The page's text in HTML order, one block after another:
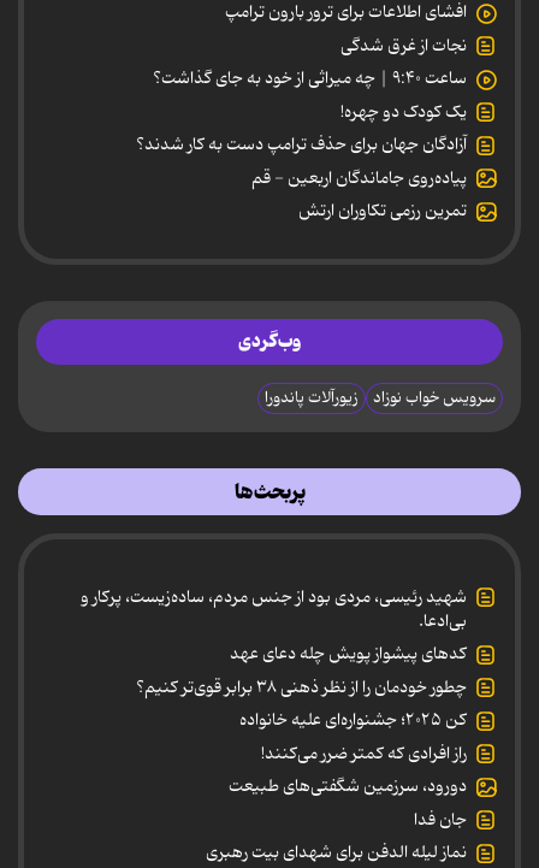
افشای اطلاعات برای ترور بارون ترامپ
نجات از غرق شدگی
ساعت ۹:۴۰ | چه میراثی از خود به جای گذاشت؟
یک کودک دو چهره!
آزادگان جهان برای حذف ترامپ دست به کار شدند؟
پیاده‌روی جاماندگان اربعین - قم
تمرین رزمی تکاوران ارتش
وب‌گردی
سرویس خواب نوزاد زیورآلات پاندورا
پربحث‌ها
شهید رئیسی، مردی بود از جنس مردم، ساده‌زیست، پرکار و
بی‌ادعا.
کدهای پیشواز پویش چله دعای عهد
چطور خودمان را از نظر ذهنی ۳۸ برابر قوی‌تر کنیم؟
کن ۲۰۲۵؛ جشنواره‌ای علیه خانواده
راز افرادی که کمتر ضرر می‌کنند!
دورود، سرزمین شگفتی‌های طبیعت
جان فدا
نماز لیله الدفن برای شهدای بیت رهبری